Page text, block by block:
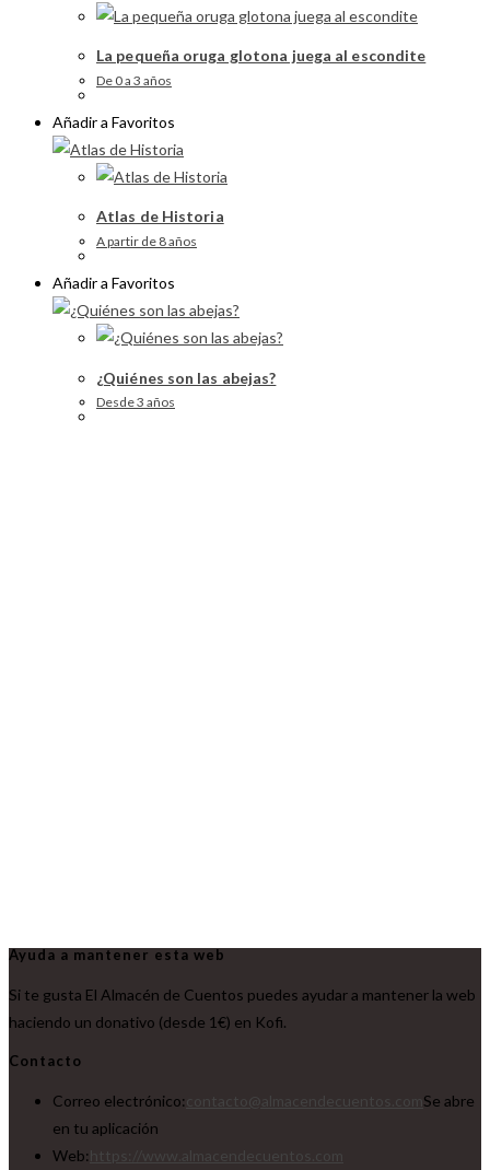
La pequeña oruga glotona juega al escondite
De 0 a 3 años
Añadir a Favoritos
Atlas de Historia
A partir de 8 años
Añadir a Favoritos
¿Quiénes son las abejas?
Desde 3 años
Ayuda a mantener esta web
Si te gusta El Almacén de Cuentos puedes ayudar a mantener la web
haciendo un donativo (desde 1€) en Kofi.
Contacto
Correo electrónico:
Se abre
en tu aplicación
Web: